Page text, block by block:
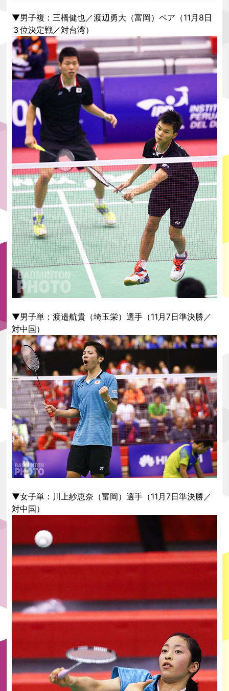
▼男子複：三橋健也／渡辺勇大（富岡）ペア（11月8日
３位決定戦／対台湾）
▼男子単：渡邉航貴（埼玉栄）選手（11月7日準決勝／
対中国）
▼女子単：川上紗恵奈（富岡）選手（11月7日準決勝／
対中国）